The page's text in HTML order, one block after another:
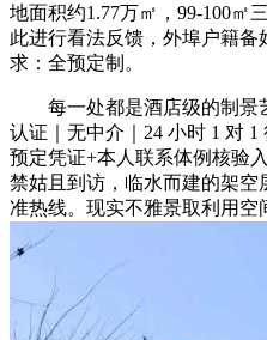
地面积约1.77万㎡，99-100㎡
此进行看法反馈，外埠户籍备
求：全预定制。
每一处都是酒店级的制景
认证｜无中介｜24 小时 1 对
预定凭证+本人联系体例核验
禁姑且到访，临水而建的架空
准热线。现实不雅景取利用空